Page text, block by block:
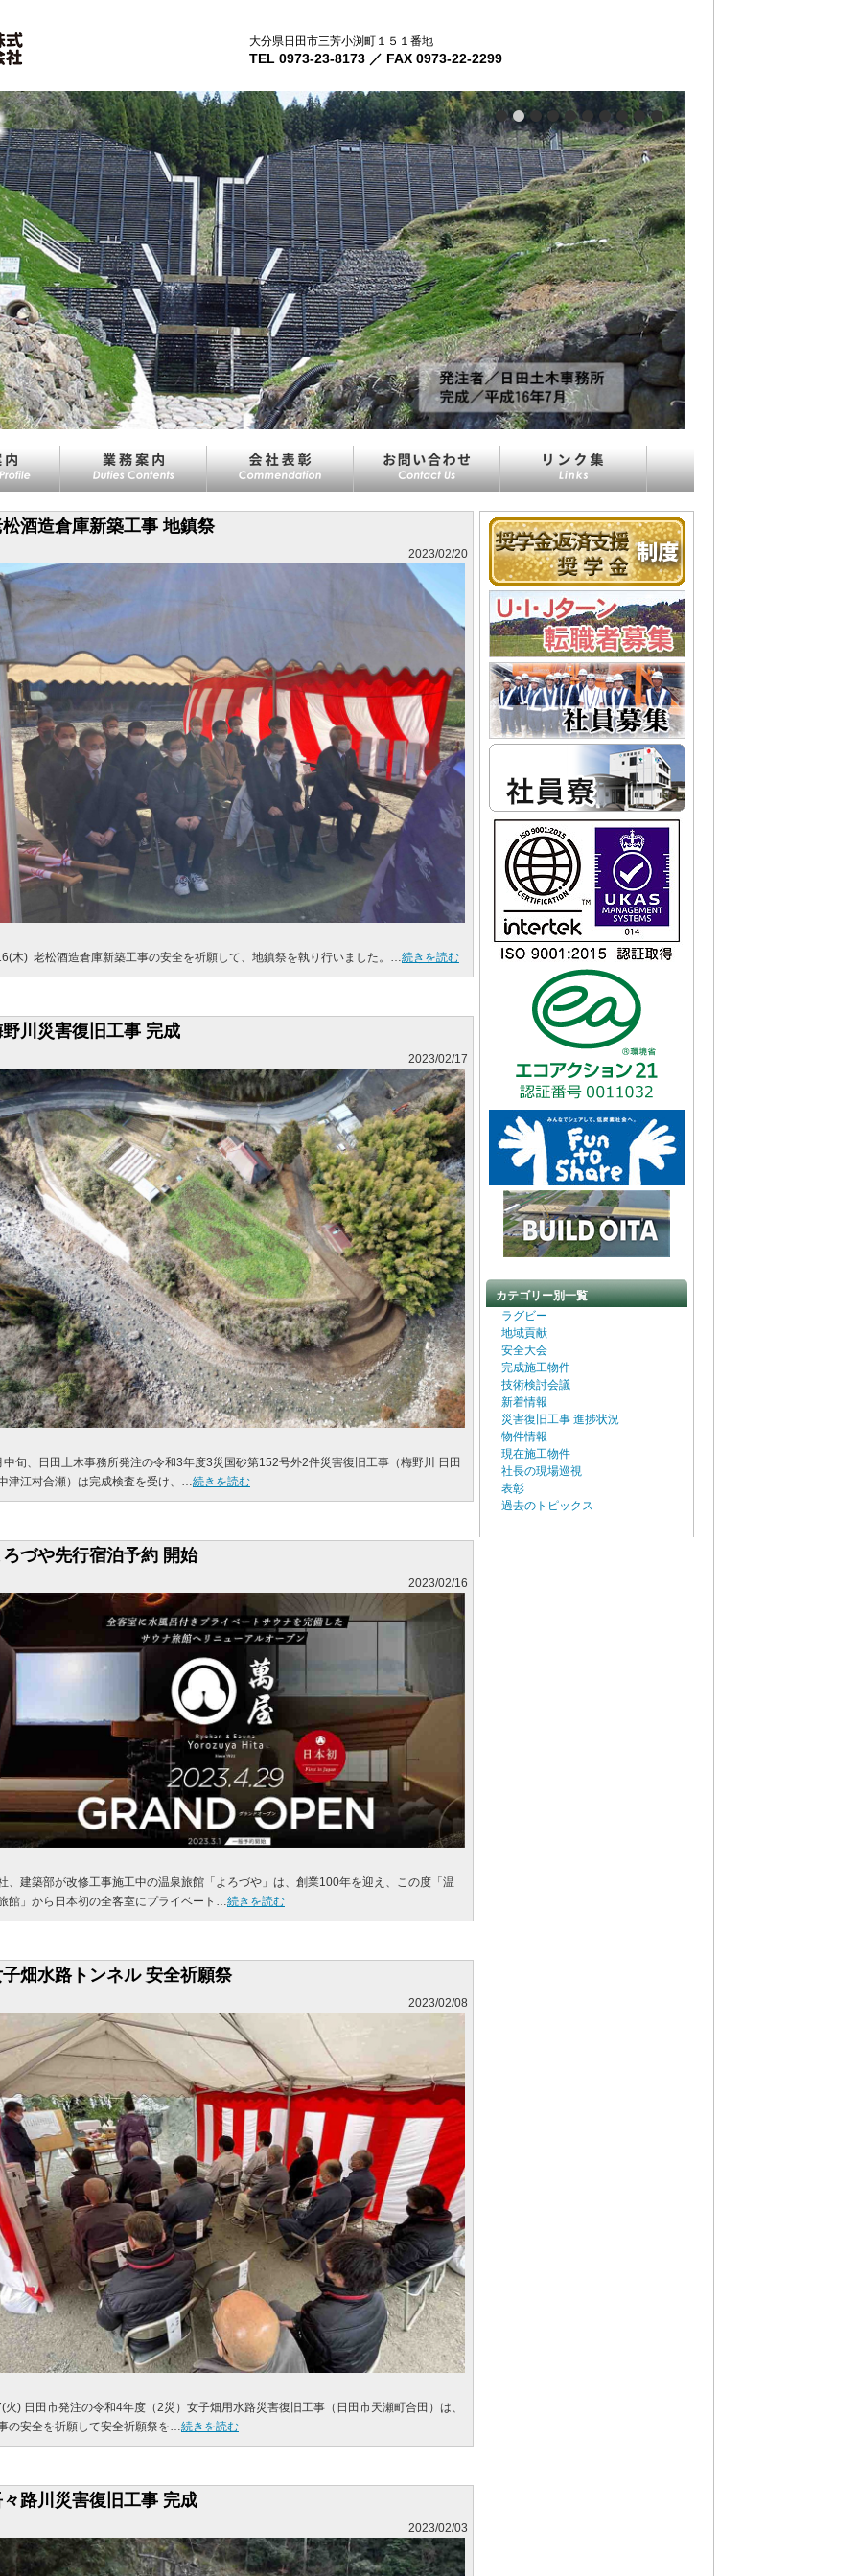
大分県日田市三芳小渕町１５１番地
TEL 0973-23-8173 ／ FAX 0973-22-2299
酒造倉庫新築工事 地鎮祭
2023/02/20
木) 老松酒造倉庫新築工事の安全を祈願して、地鎮祭を執り行いました。…続きを読む
川災害復旧工事 完成
2023/02/17
中旬、日田土木事務所発注の令和3年度3災国砂第152号外2件災害復旧工事（梅野川 日田
津江村合瀬）は完成検査を受け、…続きを読む
づや先行宿泊予約 開始
2023/02/16
、建築部が改修工事施工中の温泉旅館「よろづや」は、創業100年を迎え、この度「温
館」から日本初の全客室にプライベート…続きを読む
畑水路トンネル 安全祈願祭
2023/02/08
火) 日田市発注の令和4年度（2災）女子畑用水路災害復旧工事（日田市天瀬町合田）は、
の安全を祈願して安全祈願祭を… 続きを読む
路川災害復旧工事 完成
2023/02/03
カテゴリー別一覧
ラグビー
地域貢献
安全大会
完成施工物件
技術検討会議
新着情報
災害復旧工事 進捗状況
物件情報
現在施工物件
社長の現場巡視
表彰
過去のトピックス